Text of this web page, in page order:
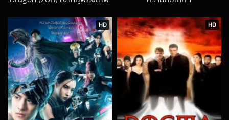
2020-01-21 UTC
HD HD